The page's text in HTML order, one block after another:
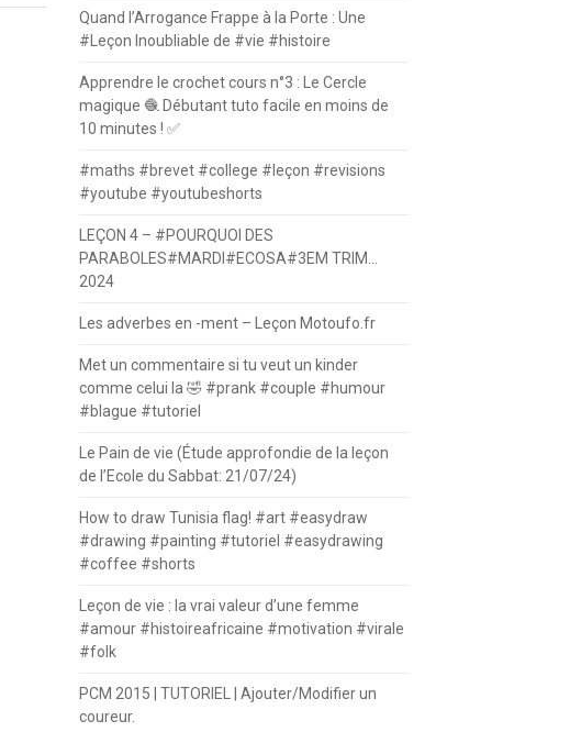
Quand l’Arrogance Frappe à la Porte : Une
#Leçon Inoubliable de #vie #histoire
Apprendre le crochet cours n°3 : Le Cercle
magique 🧶 Débutant tuto facile en moins de
10 minutes ! ✅
#maths #brevet #college #leçon #revisions
#youtube #youtubeshorts
LEÇON 4 – #POURQUOI DES
PARABOLES#MARDI#ECOSA#3EM TRIM…
2024
Les adverbes en -ment – Leçon Motoufo.fr
Met un commentaire si tu veut un kinder
comme celui la 🤣 #prank #couple #humour
#blague #tutoriel
Le Pain de vie (Étude approfondie de la leçon
de l’Ecole du Sabbat: 21/07/24)
How to draw Tunisia flag! #art #easydraw
#drawing #painting #tutoriel #easydrawing
#coffee #shorts
Leçon de vie : la vrai valeur d’une femme
#amour #histoireafricaine #motivation #virale
#folk
PCM 2015 | TUTORIEL | Ajouter/Modifier un
coureur.